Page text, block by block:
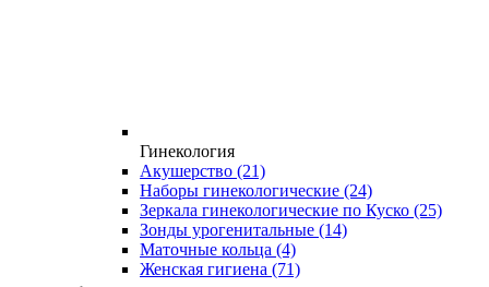
Гинекология
Акушерство (21)
Наборы гинекологические (24)
Зеркала гинекологические по Куско (25)
Зонды урогенитальные (14)
Маточные кольца (4)
Женская гигиена (71)